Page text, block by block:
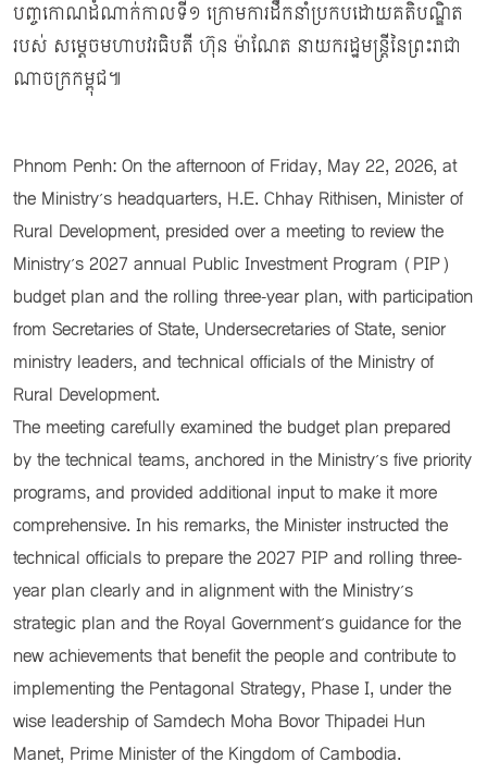
បញ្ចកោណដំណាក់កាលទី១ ក្រោមការដឹកនាំប្រកបដោយគតិបណ្ឌិត
របស់ សម្ដេចមហាបវរធិបតី ហ៊ុន ម៉ាណែត នាយករដ្ឋមន្ដ្រីនៃព្រះរាជា
ណាចក្រកម្ពុជ៕
Phnom Penh: On the afternoon of Friday, May 22, 2026, at
the Ministry’s headquarters, H.E. Chhay Rithisen, Minister of
Rural Development, presided over a meeting to review the
Ministry’s 2027 annual Public Investment Program (PIP)
budget plan and the rolling three-year plan, with participation
from Secretaries of State, Undersecretaries of State, senior
ministry leaders, and technical officials of the Ministry of
Rural Development.
The meeting carefully examined the budget plan prepared
by the technical teams, anchored in the Ministry’s five priority
programs, and provided additional input to make it more
comprehensive. In his remarks, the Minister instructed the
technical officials to prepare the 2027 PIP and rolling three-
year plan clearly and in alignment with the Ministry’s
strategic plan and the Royal Government’s guidance for the
new achievements that benefit the people and contribute to
implementing the Pentagonal Strategy, Phase I, under the
wise leadership of Samdech Moha Bovor Thipadei Hun
Manet, Prime Minister of the Kingdom of Cambodia.